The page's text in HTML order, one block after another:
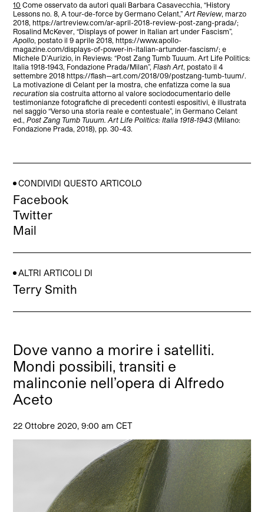
10 Come osservato da autori quali Barbara Casavecchia, “History
Lessons no. 8, A tour-de-force by Germano Celant,”Art Review, marzo
2018, https://artreview.com/ar-april-2018-review-post-zang-prada/;
Rosalind McKever, “Displays of power in Italian art under Fascism”,
Apollo, postato il 9 aprile 2018, https://www.apollo-
magazine.com/displays-of-power-in-italian-artunder-fascism/; e
Michele D’Aurizio, in Reviews: “Post Zang Tumb Tuuum. Art Life Politics:
Italia 1918-1943, Fondazione Prada/Milan”,Flash Art, postato il 4
settembre 2018 https://flash—art.com/2018/09/postzang-tumb-tuum/.
La motivazione di Celant per la mostra, che enfatizza come la sua
recuration sia costruita attorno al valore sociodocumentario delle
testimonianze fotografiche di precedenti contesti espositivi, è illustrata
nel saggio “Verso una storia reale e contestuale”, in Germano Celant
ed.,Post Zang Tumb Tuuum. Art Life Politics: Italia 1918-1943 (Milano:
Fondazione Prada, 2018), pp. 30-43.
CONDIVIDI QUESTO ARTICOLO
Facebook
Twitter
Mail
ALTRI ARTICOLI DI
Terry Smith
Dove vanno a morire i satelliti.
Mondi possibili, transiti e
malinconie nell’opera di Alfredo
Aceto
22 Ottobre 2020, 9:00 am CET